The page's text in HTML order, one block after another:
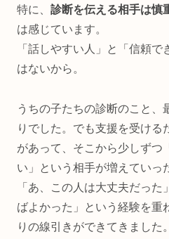
特に、 診断を伝える相手は慎
は感じています。
「話しやすい人」と「信頼
はないから。
うちの子たちの診断のこと、
りでした。でも支援を受ける
があって、そこから少しずつ
い」という相手が増えていっ
「あ、この人は大丈夫だっ
ばよかった」という経験を重
りの線引きができてきました